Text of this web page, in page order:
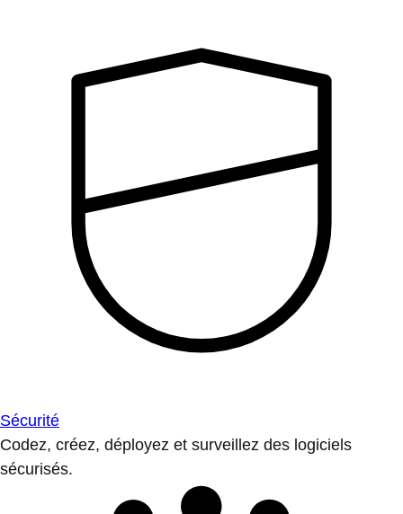
Sécurité
Codez, créez, déployez et surveillez des logiciels
sécurisés.